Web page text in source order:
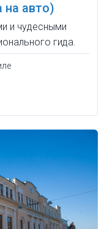
на авто)
и чудесными
гида.